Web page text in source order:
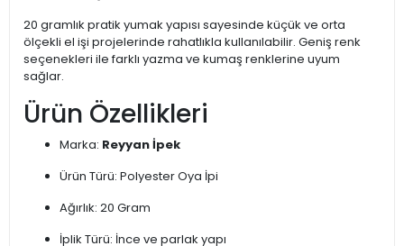
20 gramlık pratik yumak yapısı sayesinde küçük ve orta
ölçekli el işi projelerinde rahatlıkla kullanılabilir. Geniş renk
seçenekleri ile farklı yazma ve kumaş renklerine uyum
sağlar.
Ürün Özellikleri
Marka: Reyyan İpek
Ürün Türü: Polyester Oya İpi
Ağırlık: 20 Gram
İplik Türü: İnce ve parlak yapı